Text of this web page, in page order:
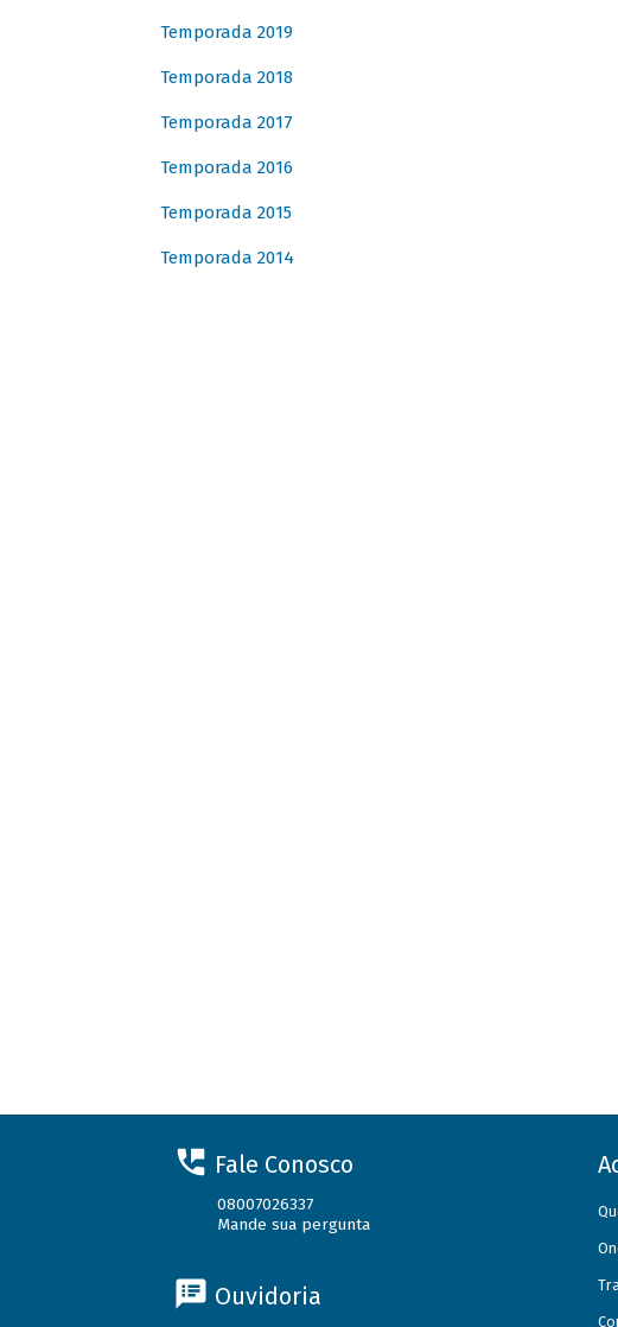
Temporada 2019
Temporada 2018
Temporada 2017
Temporada 2016
Temporada 2015
Temporada 2014
Fale Conosco
08007026337
Mande sua pergunta
Ouvidoria